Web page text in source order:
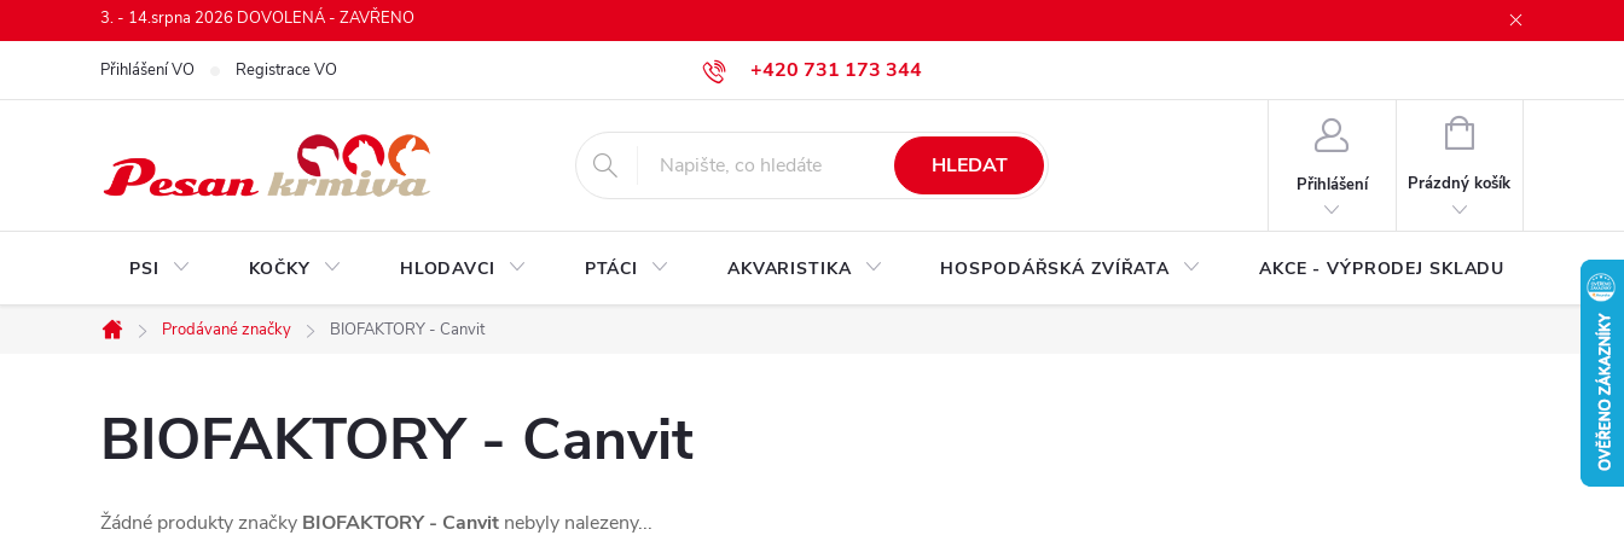
na
3. - 14.srpna 2026 DOVOLENÁ - ZAVŘENO
+420 731 173 344
krmiva@pesan-krmiva.cz
Přihlášení VO Registrace VO
HLEDAT
Přihlášení
NÁKUPNÍ
Prázdný košík
PSI KOČKY HLODAVCI PTÁCI AKVARISTIKA HOSPODÁŘSKÁ ZVÍŘATA AKCE - VÝPRODEJ SKLADU Značky
Domů
Prodávané značky BIOFAKTORY - Canvit
BIOFAKTORY - Canvit
Žádné produkty značky BIOFAKTORY - Canvit nebyly nalezeny...